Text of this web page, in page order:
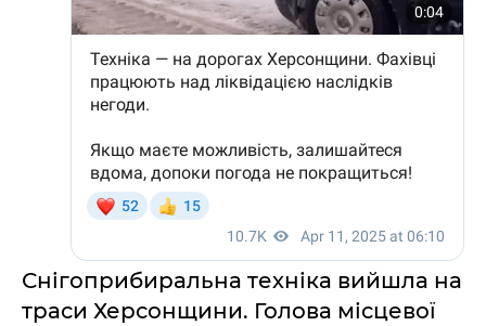
Снігоприбиральна техніка вийшла на
траси Херсонщини. Голова місцевої